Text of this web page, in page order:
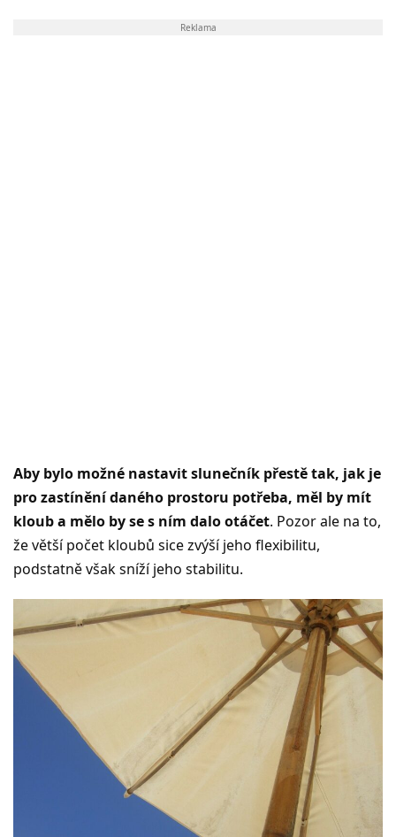
Reklama
Aby bylo možné nastavit slunečník přestě tak, jak je
pro zastínění daného prostoru potřeba, měl by mít
kloub a mělo by se s ním dalo otáčet. Pozor ale na to,
že větší počet kloubů sice zvýší jeho flexibilitu,
podstatně však sníží jeho stabilitu.